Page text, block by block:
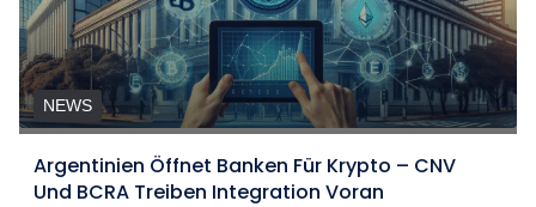
NEWS
Argentinien Öffnet Banken Für Krypto – CNV
Und BCRA Treiben Integration Voran